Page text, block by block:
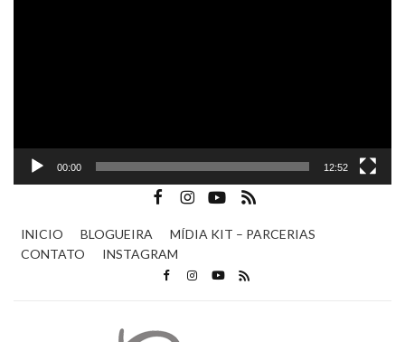
00:00 12:52
INICIO BLOGUEIRA
MÍDIA KIT – PARCERIAS
CONTATO
INSTAGRAM